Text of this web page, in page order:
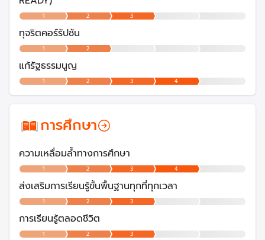
1 2 3
ทุจริตคอร์รัปชัน
1 2
แก้รัฐธรรมนูญ
1 2 3 4
การศึกษา
ความเหลื่อมล้ำทางการศึกษา
1 2 3 4
ส่งเสริมการเรียนรู้ขั้นพื้นฐานทุกที่ทุกเวลา
1 2 3
การเรียนรู้ตลอดชีวิต
1 2 3